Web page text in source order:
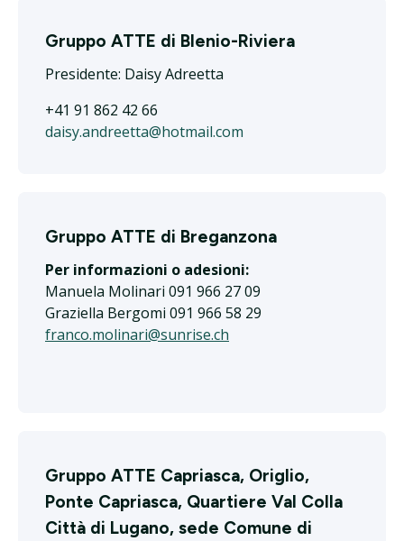
Gruppo ATTE di Blenio-Riviera
Presidente: Daisy Adreetta
+41 91 862 42 66
daisy.andreetta@hotmail.com
Gruppo ATTE di Breganzona
Per informazioni o adesioni:
Manuela Molinari 091 966 27 09
Graziella Bergomi 091 966 58 29
franco.molinari@sunrise.ch
Gruppo ATTE Capriasca, Origlio,
Ponte Capriasca, Quartiere Val Colla
Città di Lugano, sede Comune di